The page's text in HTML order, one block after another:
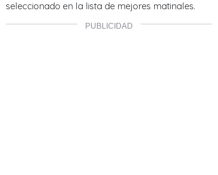
seleccionado en la lista de mejores matinales.